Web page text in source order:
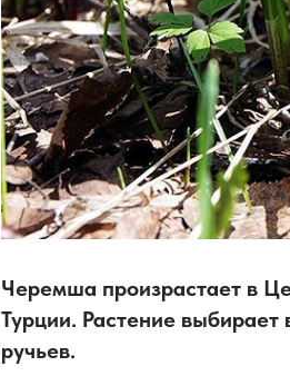
Черемша произрастает в
Турции. Растение
ручьев.